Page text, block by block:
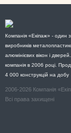
Компанія «Екіпаж» - один
виробників
алюмінієвих вікон і
компанія в 2006 році.
4 000 конструкцій на добу
2006-2026 Компанія
Всі права захищені